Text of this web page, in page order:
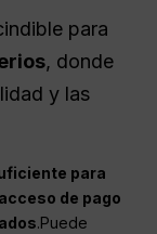
para
, donde
y las
para
de pago
.Puede